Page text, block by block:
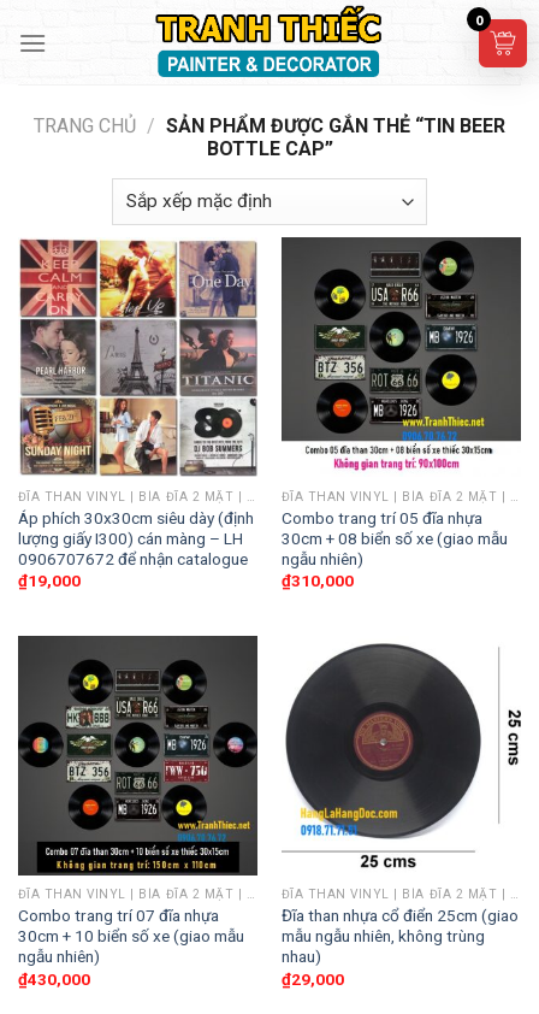
TRANG CHỦ / SẢN PHẨM ĐƯỢC GẮN THẺ “TIN BEER
BOTTLE CAP”
Áp phích 30x30cm siêu dày (định
lượng giấy I300) cán màng – LH
0906707672 để nhận catalogue
₫19,000
Combo trang trí 05 đĩa nhựa
30cm + 08 biển số xe (giao mẫu
ngẫu nhiên)
₫310,000
ĐĨA THAN VINYL | BÌA ĐĨA 2 MẶT | POSTER ALBUM/ PHIM
Combo trang trí 07 đĩa nhựa
30cm + 10 biển số xe (giao mẫu
ngẫu nhiên)
₫430,000
ĐĨA THAN VINYL | BÌA ĐĨA 2 MẶT | POSTER ALBUM/ PHIM
Đĩa than nhựa cổ điển 25cm (giao
mẫu ngẫu nhiên, không trùng
nhau)
₫29,000
0